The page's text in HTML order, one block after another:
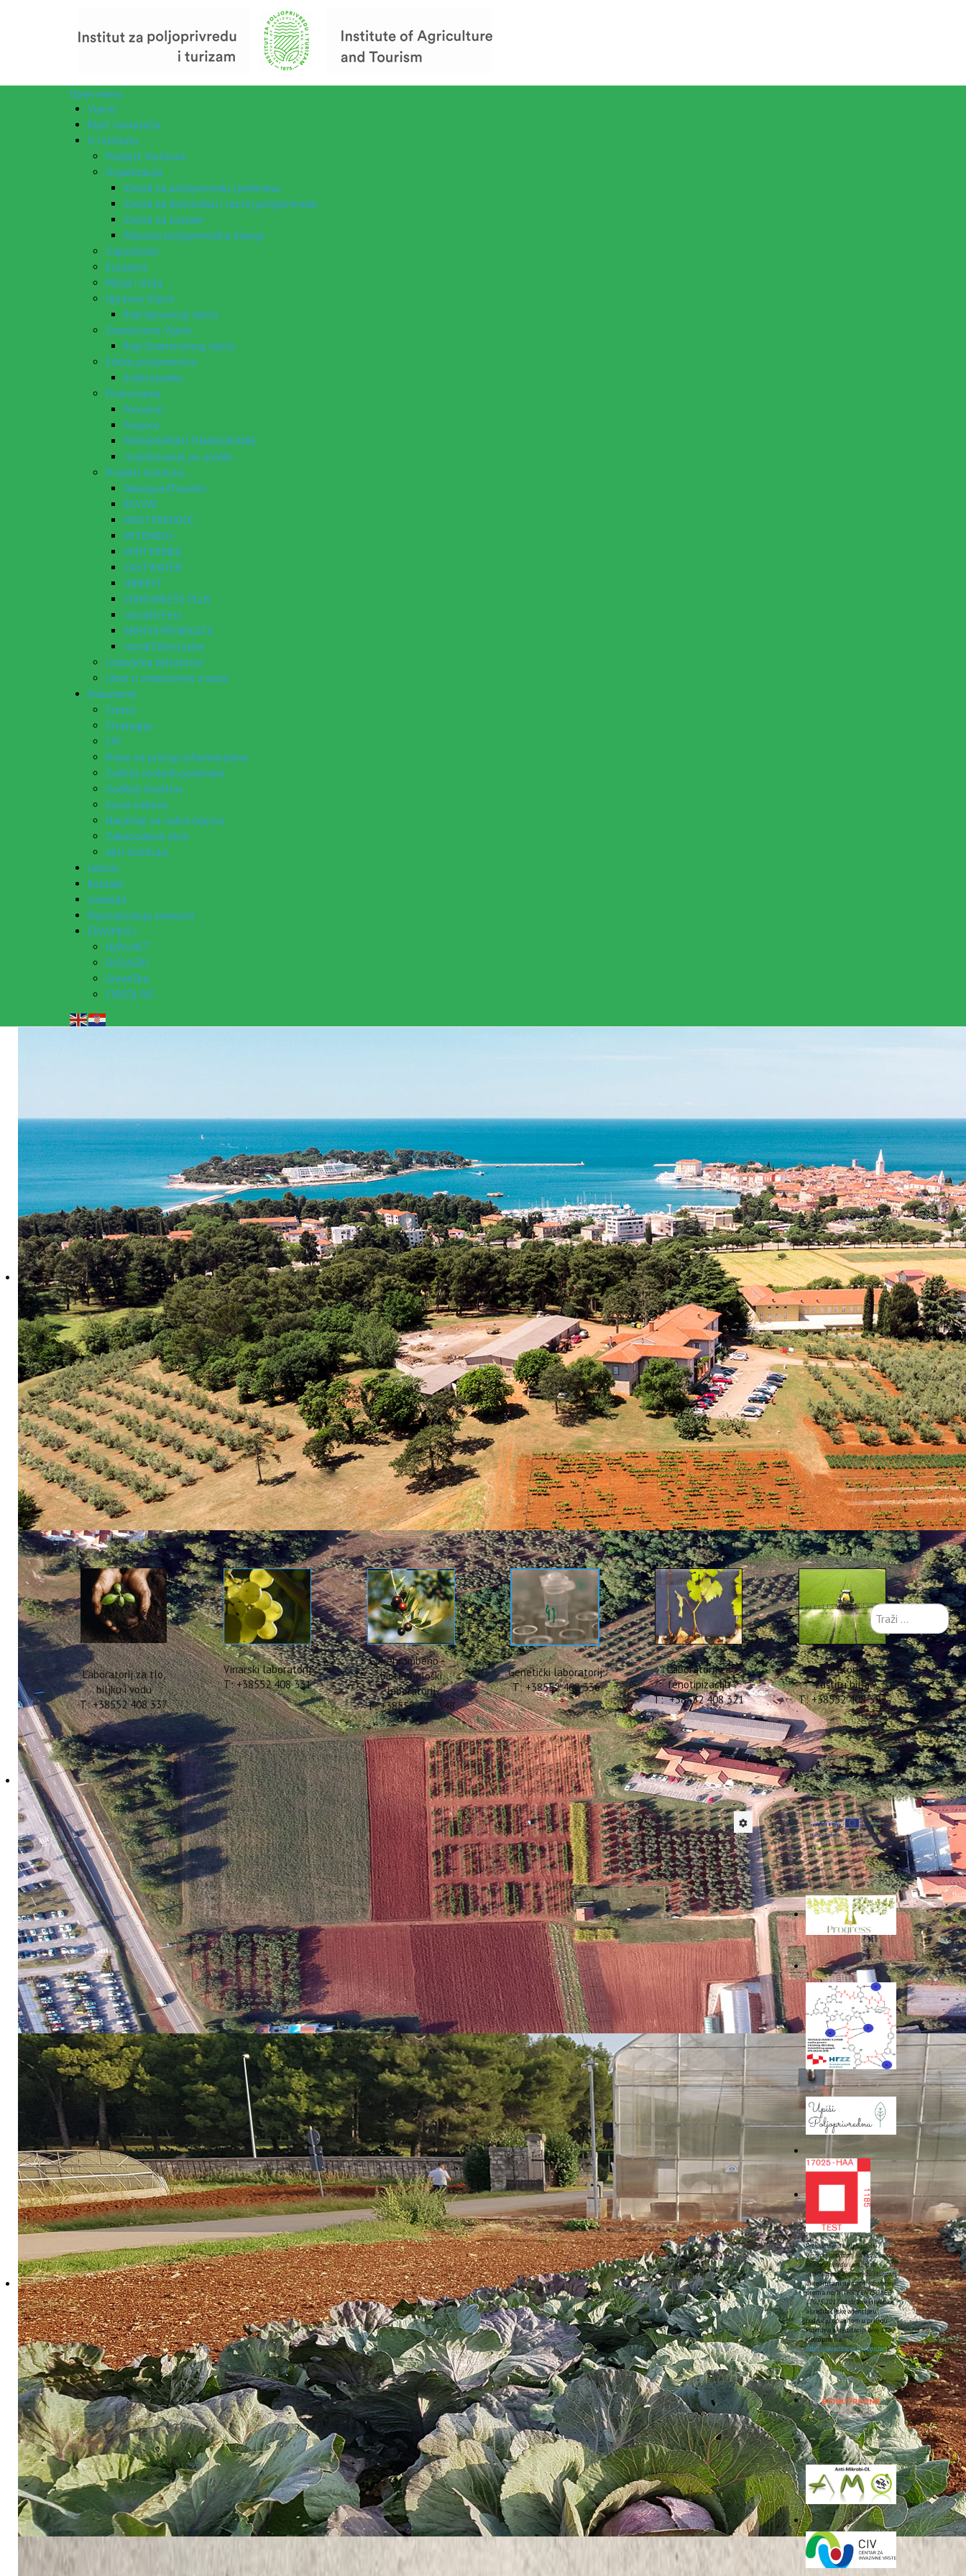
Open menu
Vijesti
Riječ ravnatelja
O Institutu
Povijest Instituta
Organizacija
Zavod za poljoprivredu i prehranu
Zavod za ekonomiku i razvoj poljoprivrede
Zavod za turizam
Pokusno poljoprivredno imanje
Zaposlenici
Euraxess
Misija i vizija
Upravno Vijeće
Rad Upravnog vijeća
Znanstveno Vijeće
Rad Znanstvenog vijeća
Etičko povjerenstvo
Etički kodeks
Financiranje
Proračun
Potpore
PROGRAMSKO FINANCIRANJE
Izvještavanje po uredbi
Projekti Instituta
Dialogue4Tourism
REVIVE
WASTEREDUCE
MITOMED+
WINTERMED
CASTWATER
INHERIT
CONSUMLESS PLUS
IstraOILFest
ARHIVA PROJEKATA
IstraECOinclusive
Izdavačka djelatnost
Izbor u znanstvena zvanja
Dokumenti
Statut
Strategija
CIP
Pravo na pristup informacijama
Zaštita osobnih podataka
Godišnji izvještaj
Javna nabava
Natječaji za radna mjesta
Zakonodavni okvir
Akti Instituta
Linkovi
Kontakt
webmail
Popularizacija znanosti
ERASMUS+
HyPro4ST
DIGIAGRI
GreenTea
CIRCOLIVE
Laboratorij za tlo,
biljku i vodu
T: +38552 408 337
Vinarski laboratorij
T: +38552 408 331
Prehrambeno -
biotehnološki
laboratorij
T: +38552 408 348
Genetički laboratorij
T: +38552 408 336
Laboratorij za
fenotipizaciju
T: +38552 408 321
Laboratorij za
zaštitu bilja
T: +38552 408 322
JAVNI POZIV ZA PROVEDBU ANKETIRANJA 2018
04 Lipanj 2018 Hitova: 3895
Pozivamo studente i sve zainteresirane da se jave na poziv za provedbu anketiranja turista na plažama gradova Poreč, Novigrad i Labin
(područje Rabac) u svrhu realizacije projekta INTERREG Mediteran „Models of Integrated Tourism in the MEDiterranean Plus - MITOMED+
(Modeli integriranih oblika turizma na Mediteranu plus) koji provodi Institut za poljoprivredu i turizam u Poreču.
Uvjeti:
- odgovornost
- komunikativnost
- poželjno je iskustvo u anketiranju
- poželjno je osnovno poznavanje stranih jezika (engleski, njemački, talijanski)
Uz prijavu na Javni poziv obavezno je dostaviti životopis na hrvatskom jeziku.
O rezultatima izbora kandidati će biti obaviješteni u roku 8 dana od završetka javnog poziva.
Prijave sa potrebnom dokumentacijom se dostavljaju u roku od 14 dana od dana objave Javnog poziva putem web stranica na sljedeće mail
adrese:kristina@iptpo.hr i tina@iptpo.hr
Za sve dodatne informacije možete se javiti na broj telefona 052/408-308.
Pret Sljedeće
Prehrambeno biotehnološki i
Vinarski laboratorij unutar Zavoda
za poljoprivredu i prehranu
Instituta za poljoprivredu i turizam
akreditirani suispitni laboratoriji
prema normiHRN EN ISO/IEC
17025:2017od strane Hrvatske
akreditacijske agencije u
području opisanom u prilogu
Potvrde o akreditaciji broj 1185
(dostupno na:
https://akreditacija.hr/registar/).
Traži
...